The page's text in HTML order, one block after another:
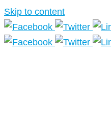
Skip to content
Más información.